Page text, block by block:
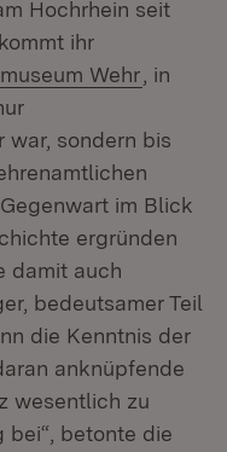
Hochrhein seit
ihr
Wehr (Öffnet
, in
war, sondern bis
im Blick
ergründen
damit auch
bedeutsamer Teil
die Kenntnis der
anknüpfende
wesentlich zu
bei“, betonte die